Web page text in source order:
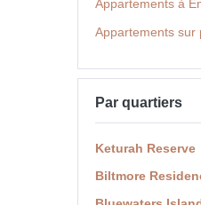
Appartements à
Appartements sur
Par quartiers
Keturah Reserve
Biltmore